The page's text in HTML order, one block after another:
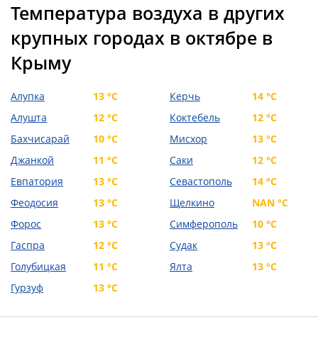
Температура воздуха в других
крупных городах в октябре в
Крыму
Алупка
13 °C
Алушта
12 °C
Бахчисарай
10 °C
Джанкой
11 °C
Евпатория
13 °C
Феодосия
13 °C
Форос
13 °C
Гаспра
12 °C
Голубицкая
11 °C
Гурзуф
13 °C
Керчь
14 °C
Коктебель
12 °C
Мисхор
13 °C
Саки
12 °C
Севастополь
14 °C
Щелкино
NAN °C
Симферополь
10 °C
Судак
13 °C
Ялта
13 °C